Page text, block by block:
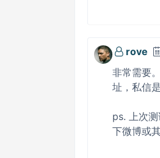
rove
非常需要
址，私信
ps. 上次
下微博或